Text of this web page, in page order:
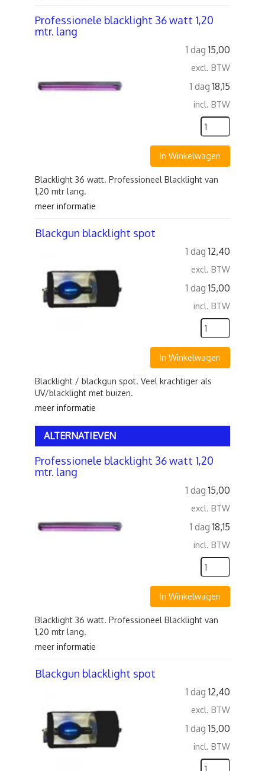
Professionele blacklight 36 watt 1,20
mtr. lang
1 dag 15,00
excl. BTW
1 dag 18,15
incl. BTW
In Winkelwagen
Blacklight 36 watt. Professioneel Blacklight van
1,20 mtr lang.
meer informatie
Blackgun blacklight spot
1 dag 12,40
excl. BTW
1 dag 15,00
incl. BTW
In Winkelwagen
Blacklight / blackgun spot. Veel krachtiger als
UV/blacklight met buizen.
meer informatie
ALTERNATIEVEN
Professionele blacklight 36 watt 1,20
mtr. lang
1 dag 15,00
excl. BTW
1 dag 18,15
incl. BTW
In Winkelwagen
Blacklight 36 watt. Professioneel Blacklight van
1,20 mtr lang.
meer informatie
Blackgun blacklight spot
1 dag 12,40
excl. BTW
1 dag 15,00
incl. BTW